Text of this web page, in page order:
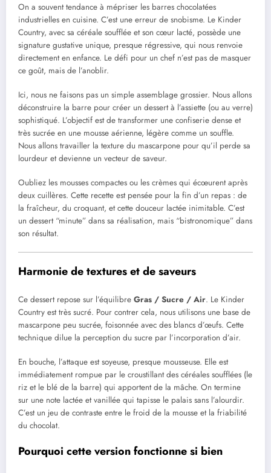
On a souvent tendance à mépriser les barres chocolatées
industrielles en cuisine. C’est une erreur de snobisme. Le Kinder
Country, avec sa céréale soufflée et son cœur lacté, possède une
signature gustative unique, presque régressive, qui nous renvoie
directement en enfance. Le défi pour un chef n’est pas de masquer
ce goût, mais de l’anoblir.
Ici, nous ne faisons pas un simple assemblage grossier. Nous allons
déconstruire la barre pour créer un dessert à l’assiette (ou au verre)
sophistiqué. L’objectif est de transformer une confiserie dense et
très sucrée en une mousse aérienne, légère comme un souffle.
Nous allons travailler la texture du mascarpone pour qu’il perde sa
lourdeur et devienne un vecteur de saveur.
Oubliez les mousses compactes ou les crèmes qui écœurent après
deux cuillères. Cette recette est pensée pour la fin d’un repas : de
la fraîcheur, du croquant, et cette douceur lactée inimitable. C’est
un dessert “minute” dans sa réalisation, mais “bistronomique” dans
son résultat.
Harmonie de textures et de saveurs
Ce dessert repose sur l’équilibre Gras / Sucre / Air. Le Kinder
Country est très sucré. Pour contrer cela, nous utilisons une base de
mascarpone peu sucrée, foisonnée avec des blancs d’œufs. Cette
technique dilue la perception du sucre par l’incorporation d’air.
En bouche, l’attaque est soyeuse, presque mousseuse. Elle est
immédiatement rompue par le croustillant des céréales soufflées (le
riz et le blé de la barre) qui apportent de la mâche. On termine
sur une note lactée et vanillée qui tapisse le palais sans l’alourdir.
C’est un jeu de contraste entre le froid de la mousse et la friabilité
du chocolat.
Pourquoi cette version fonctionne si bien